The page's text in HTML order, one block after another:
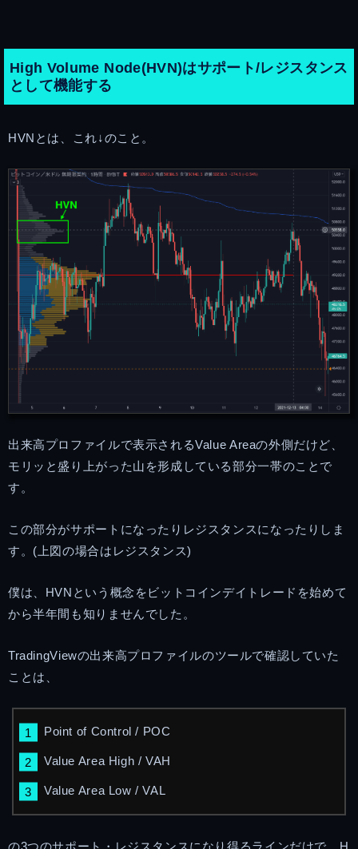
High Volume Node(HVN)はサポート/レジスタンス
として機能する
HVNとは、これ↓のこと。
出来高プロファイルで表示されるValue Areaの外側だけど、
モリッと盛り上がった山を形成している部分一帯のことで
す。
この部分がサポートになったりレジスタンスになったりしま
す。(上図の場合はレジスタンス)
僕は、HVNという概念をビットコインデイトレードを始めて
から半年間も知りませんでした。
TradingViewの出来高プロファイルのツールで確認していた
ことは、
Point of Control / POC
Value Area High / VAH
Value Area Low / VAL